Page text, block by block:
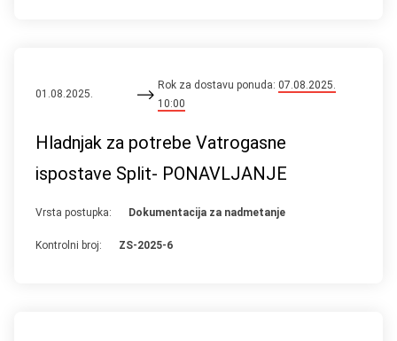
01.08.2025.
Rok za dostavu ponuda:07.08.2025.
10:00
Hladnjak za potrebe Vatrogasne
ispostave Split- PONAVLJANJE
Vrsta postupka: Dokumentacija za nadmetanje
Kontrolni broj: ZS-2025-6